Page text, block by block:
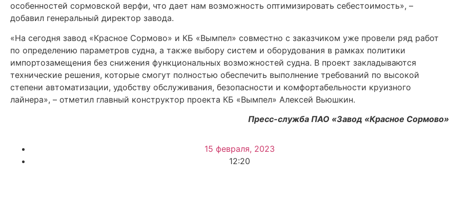
особенностей сормовской верфи, что дает нам возможность оптимизировать себестоимость», –
добавил генеральный директор завода.
«На сегодня завод «Красное Сормово» и КБ «Вымпел» совместно с заказчиком уже провели ряд работ
по определению параметров судна, а также выбору систем и оборудования в рамках политики
импортозамещения без снижения функциональных возможностей судна. В проект закладываются
технические решения, которые смогут полностью обеспечить выполнение требований по высокой
степени автоматизации, удобству обслуживания, безопасности и комфортабельности круизного
лайнера», – отметил главный конструктор проекта КБ «Вымпел» Алексей Вьюшкин.
Пресс-служба ПАО «Завод «Красное Сормово»
15 февраля, 2023
12:20